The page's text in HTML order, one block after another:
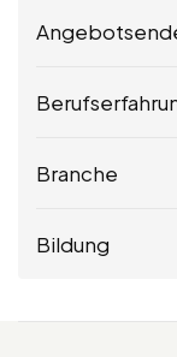
Branche
Bildung